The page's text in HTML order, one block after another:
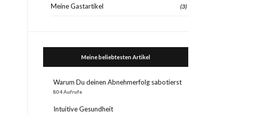
Meine Gastartikel (3)
Meine beliebtesten Artikel
Warum Du deinen Abnehmerfolg sabotierst
804 Aufrufe
Intuitive Gesundheit